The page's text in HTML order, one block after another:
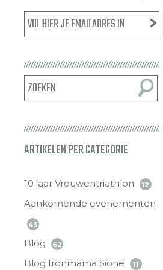
ARTIKELEN PER CATEGORIE
10 jaar Vrouwentriathlon 12
Aankomende evenementen
43
Blog 62
Blog Ironmama Sione 11